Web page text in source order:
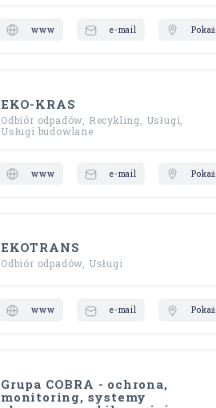
www e-mail
EKO-KRAS
Odbiór odpadów, Recykling, Usługi,
Usługi budowlane
www e-mail
EKOTRANS
Odbiór odpadów, Usługi
www e-mail
Grupa COBRA - ochrona,
monitoring, systemy